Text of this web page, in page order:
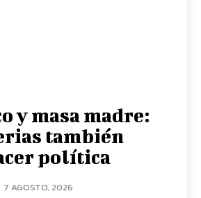
y masa madre:
también
política
7 AGOSTO, 2026